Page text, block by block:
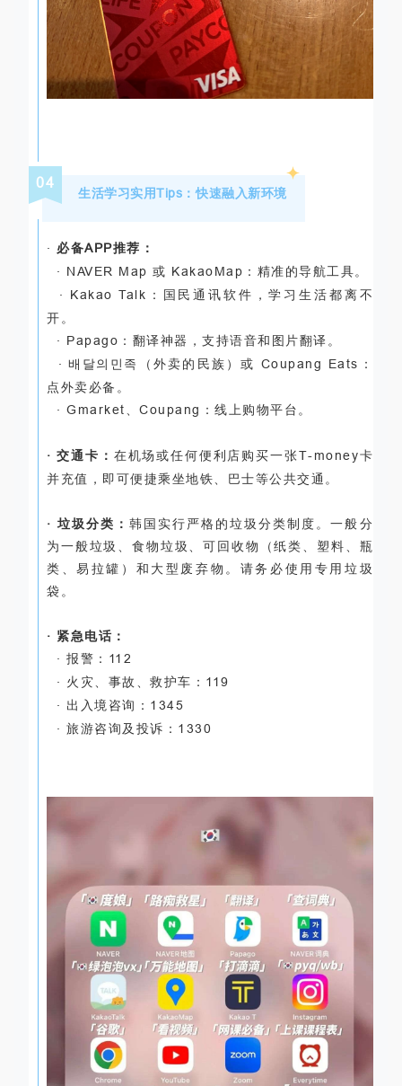
04
生活学习实用Tips ：快速融入新环境
· 必备APP推荐：
· NAVER Map 或 KakaoMap ：精准的导航工具。
· Kakao Talk ：国民通讯软件，学习生活都离不
开。
· Papago ：翻译神器，支持语音和图片翻译。
· 배달의민족（外卖的民族）或 Coupang Eats ：
点外卖必备。
· Gmarket Coupang ：线上购物平台。
· 交通卡： 在机场或任何便利店购买一张T-money卡
并充值，即可便捷乘坐地铁、巴士等公共交通。
· 垃圾分类： 韩国实行严格的垃圾分类制度。一般分
为一般垃圾、食物垃圾、可回收物（纸类、塑料、瓶
类、易拉罐）和大型废弃物。请务必使用专用垃圾
袋。
· 紧急电话：
· 报警： 112
· 火灾、事故、救护车： 119
· 出入境咨询： 1345
· 旅游咨询及投诉： 1330